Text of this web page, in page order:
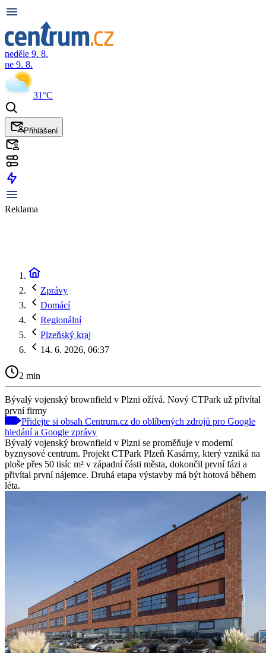
neděle 9. 8.
ne 9. 8.
31°C
Přihlášení
Reklama
Zprávy
Domácí
Regionální
Plzeňský kraj
14. 6. 2026, 06:37
2 min
Bývalý vojenský brownfield v Plzni ožívá. Nový CTPark už přivítal
první firmy
Přidejte si obsah Centrum.cz do oblíbených zdrojů pro Google
hledání a Google zprávy
Bývalý vojenský brownfield v Plzni se proměňuje v moderní
byznysové centrum. Projekt CTPark Plzeň Kasárny, který vzniká na
ploše přes 50 tisíc m² v západní části města, dokončil první fázi a
přivítal první nájemce. Druhá etapa výstavby má být hotová během
léta.